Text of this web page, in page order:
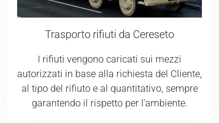
Trasporto rifiuti da Cereseto
I rifiuti vengono caricati sui mezzi
autorizzati in base alla richiesta del Cliente,
al tipo del rifiuto e al quantitativo, sempre
garantendo il rispetto per l'ambiente.